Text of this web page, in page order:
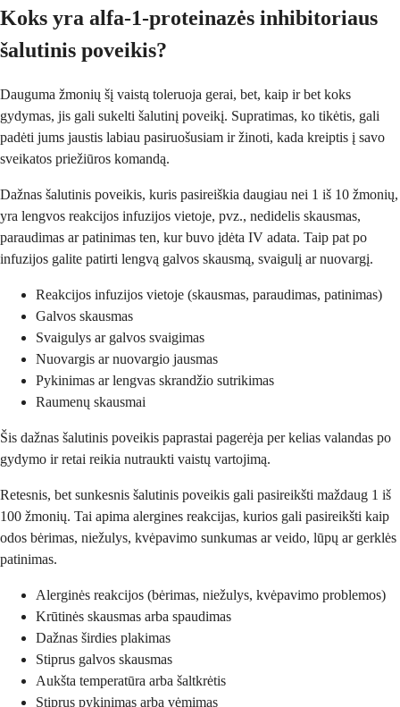
Koks yra alfa-1-proteinazės inhibitoriaus
šalutinis poveikis?
Dauguma žmonių šį vaistą toleruoja gerai, bet, kaip ir bet koks
gydymas, jis gali sukelti šalutinį poveikį. Supratimas, ko tikėtis, gali
padėti jums jaustis labiau pasiruošusiam ir žinoti, kada kreiptis į savo
sveikatos priežiūros komandą.
Dažnas šalutinis poveikis, kuris pasireiškia daugiau nei 1 iš 10 žmonių,
yra lengvos reakcijos infuzijos vietoje, pvz., nedidelis skausmas,
paraudimas ar patinimas ten, kur buvo įdėta IV adata. Taip pat po
infuzijos galite patirti lengvą galvos skausmą, svaigulį ar nuovargį.
Reakcijos infuzijos vietoje (skausmas, paraudimas, patinimas)
Galvos skausmas
Svaigulys ar galvos svaigimas
Nuovargis ar nuovargio jausmas
Pykinimas ar lengvas skrandžio sutrikimas
Raumenų skausmai
Šis dažnas šalutinis poveikis paprastai pagerėja per kelias valandas po
gydymo ir retai reikia nutraukti vaistų vartojimą.
Retesnis, bet sunkesnis šalutinis poveikis gali pasireikšti maždaug 1 iš
100 žmonių. Tai apima alergines reakcijas, kurios gali pasireikšti kaip
odos bėrimas, niežulys, kvėpavimo sunkumas ar veido, lūpų ar gerklės
patinimas.
Alerginės reakcijos (bėrimas, niežulys, kvėpavimo problemos)
Krūtinės skausmas arba spaudimas
Dažnas širdies plakimas
Stiprus galvos skausmas
Aukšta temperatūra arba šaltkrėtis
Stiprus pykinimas arba vėmimas